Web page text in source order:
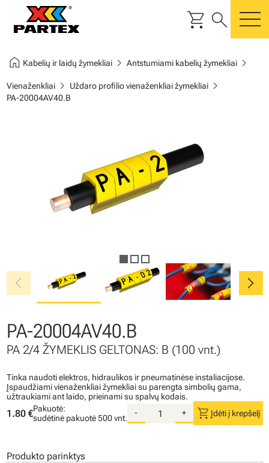
shopping_cart search
home Kabelių ir laidų žymekliaichevron_right Antstumiami kabelių žymekliaichevron_right
Vienaženkliaichevron_right Uždaro profilio vienaženkliai žymekliaichevron_right
PA-20004AV40.B
chevron_left chevron_right
PA-20004AV40.B
PA 2/4 ŽYMEKLIS GELTONAS: B (100 vnt.)
Tinka naudoti elektros, hidraulikos ir pneumatinėse instaliacijose.
Įspaudžiami vienaženkliai žymekliai su parengta simbolių gama,
užtraukiami ant laido, prieinami su spalvų kodais.
1.80 €Pakuotė:
sudėtinė pakuotė500 vnt.
- + shopping_cart Įdėti į krepšelį
Produkto parinktys